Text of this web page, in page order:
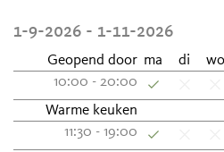
1-9-2026 - 1-11-2026
Geopend door ma di wo
10:00 - 20:00
Warme keuken
11:30 - 19:00